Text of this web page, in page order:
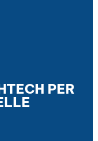
PER